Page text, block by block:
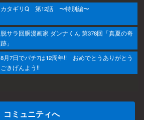
カタギリQ 第12話 〜特別編〜
脱サラ回胴漫画家 ダンナくん 第378回「真夏の奇
跡」
8月7日でパチ7は12周年!! おめでとうありがとう
ごきげんよう!!
コミュニティへ